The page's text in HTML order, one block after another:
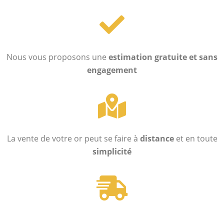
Nous vous proposons une estimation gratuite et sans
engagement
La vente de votre or peut se faire à distanceet en toute
simplicité